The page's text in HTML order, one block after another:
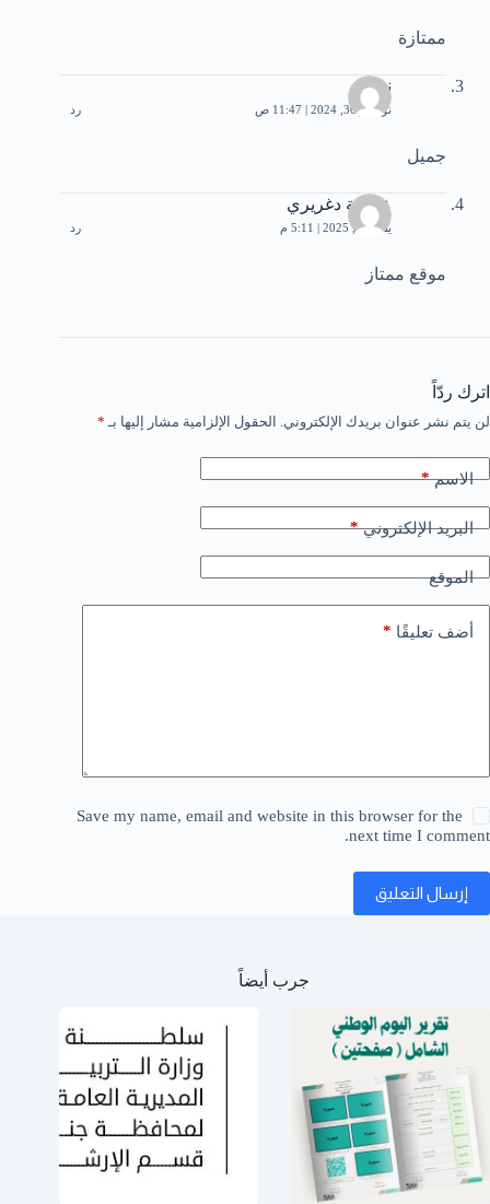
ممتازة
نجاة
نوفمبر 30, 2024 | 11:47 ص رد
جميل
عائشة دغريري
يناير 15, 2025 | 5:11 م رد
موقع ممتاز
اترك ردّاً
لن يتم نشر عنوان بريدك الإلكتروني. الحقول الإلزامية مشار إليها بـ *
الاسم*
البريد الإلكتروني*
الموقع
أضف تعليقًا *
Save my name, email and website in this browser for the
next time I comment.
إرسال التعليق
جرب أيضاً